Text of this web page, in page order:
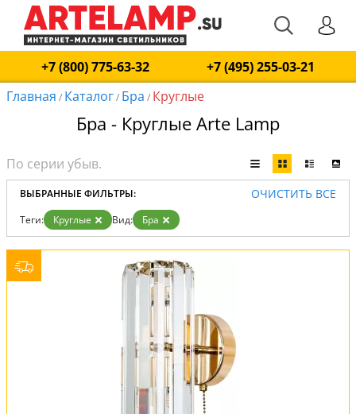
+7 (800) 775-63-32
+7 (495) 255-03-21
Главная / Каталог/ Бра / Круглые
Бра - Круглые Arte Lamp
ВЫБРАННЫЕ ФИЛЬТРЫ: ОЧИСТИТЬ ВСЕ
Теги: Круглые Вид: Бра